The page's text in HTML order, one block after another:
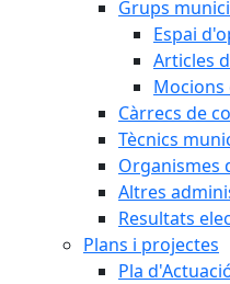
Grups
Espai
Articles
Mocions
Càrrecs de
Tècnics
Organismes
Altres
Resultats
Plans i projectes
Pla